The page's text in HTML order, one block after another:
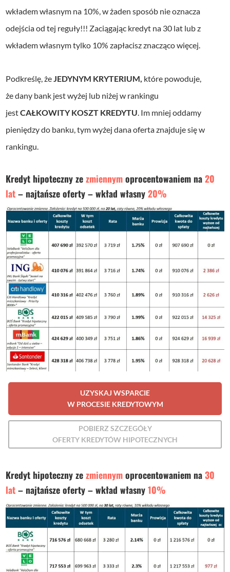
wkładem własnym na 10%, w żaden sposób nie oznacza
odejścia od tej reguły!!! Zaciągając kredyt na 30 lat lub z
wkładem własnym tylko 10% zapłacisz znacząco więcej.
Podkreślę, żeJEDYNYM KRYTERIUM, które powoduje,
że dany bank jest wyżej lub niżej w rankingu
jestCAŁKOWITY KOSZT KREDYTU. Im mniej oddamy
pieniędzy do banku, tym wyżej dana oferta znajduje się w
rankingu.
Kredyt hipoteczny zezmiennymoprocentowaniem na20
lat– najtańsze oferty – wkład własny20%
UZYSKAJ WSPARCIE
W PROCESIE KREDYTOWYM
POBIERZ SZCZEGÓŁY
OFERTY KREDYTÓW HIPOTECZNYCH
Kredyt hipoteczny zezmiennymoprocentowaniem na30
lat– najtańsze oferty – wkład własny10%